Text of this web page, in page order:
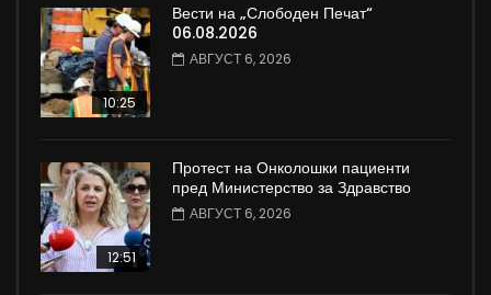
10:25
Вести на „Слободен Печат“
06.08.2026
АВГУСТ 6, 2026
12:51
Протест на Онколошки пациенти
пред Министерство за Здравство
АВГУСТ 6, 2026